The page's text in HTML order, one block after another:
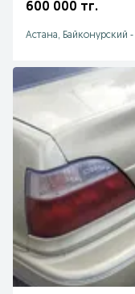
600 000 тг.
Астана, Байконурский -